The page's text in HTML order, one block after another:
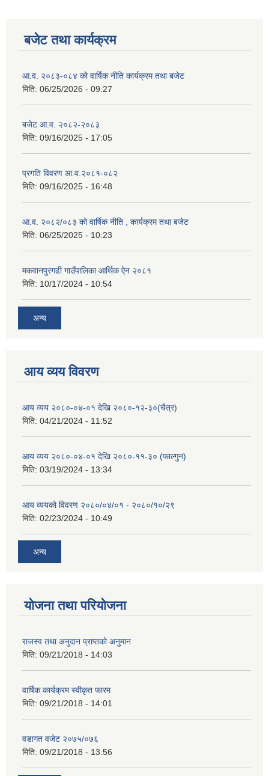
बजेट तथा कार्यक्रम
आ.व. २०८३-०८४ को वार्षिक नीति कार्यक्रम तथा बजेट
मिति: 06/25/2026 - 09:27
बजेट आ.व. २०८२-२०८३
मिति: 09/16/2025 - 17:05
प्रगति विवरण आ.व.२०८१-०८२
मिति: 09/16/2025 - 16:48
आ.व. २०८२/०८३ को वार्षिक नीति , कार्यक्रम तथा बजेट
मिति: 06/25/2025 - 10:23
मकवानपुरगढी गाउँपालिका आर्थिक ‌‌‌ऐन २०८१
मिति: 10/17/2024 - 10:54
अन्य
आय व्यय विवरण
आय व्यय २०८०-०४-०१ देखि २०८०-१२-३०(चैत्र)
मिति: 04/21/2024 - 11:52
आय व्यय २०८०-०४-०१ देखि २०८०-११-३० (फाल्गुन)
मिति: 03/19/2024 - 13:34
आय व्ययको विवरण २०८०/०४/०१ - २०८०/१०/२९
मिति: 02/23/2024 - 10:49
अन्य
योजना तथा परियोजना
राजस्व तथा अनुदान प्राप्तको अनुमान
मिति: 09/21/2018 - 14:03
वार्षिक कार्यक्रम स्वीकृत फारम
मिति: 09/21/2018 - 14:01
वडागत वजेट २०७५/०७६
मिति: 09/21/2018 - 13:56